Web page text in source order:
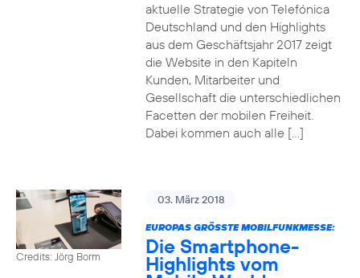
aktuelle Strategie von Telefónica
Deutschland und den Highlights
aus dem Geschäftsjahr 2017 zeigt
die Website in den Kapiteln
Kunden, Mitarbeiter und
Gesellschaft die unterschiedlichen
Facetten der mobilen Freiheit.
Dabei kommen auch alle […]
Credits: Jörg Borm
03. März 2018
EUROPAS GRÖSSTE MOBILFUNKMESSE:
Die Smartphone-
Highlights vom